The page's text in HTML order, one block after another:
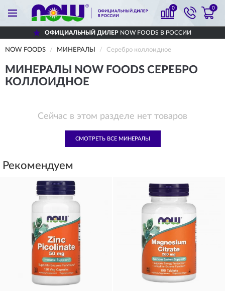
0 0
ОФИЦИАЛЬНЫЙ ДИЛЕРNOW FOODS В РОССИИ
NOW FOODS МИНЕРАЛЫ Серебро коллоидное
МИНЕРАЛЫ NOW FOODS СЕРЕБРО
КОЛЛОИДНОЕ
Сейчас в этом разделе нет товаров
СМОТРЕТЬ ВСЕ МИНЕРАЛЫ
Рекомендуем